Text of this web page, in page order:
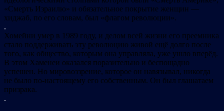
«Смерть Израилю» и обязательное покрытие женщин —
хиджаб, по его словам, был «флагом революции».
.
Хомейни умер в 1989 году, и делом всей жизни его преемника
стало поддерживать эту революцию живой ещё долго после
того, как общество, которым она управляла, уже ушло вперёд.
В этом Хаменеи оказался поразительно и беспощадно
успешен. Но мировоззрение, которое он навязывал, никогда
не было по-настоящему его собственным. Он был глашатаем
призрака.
.